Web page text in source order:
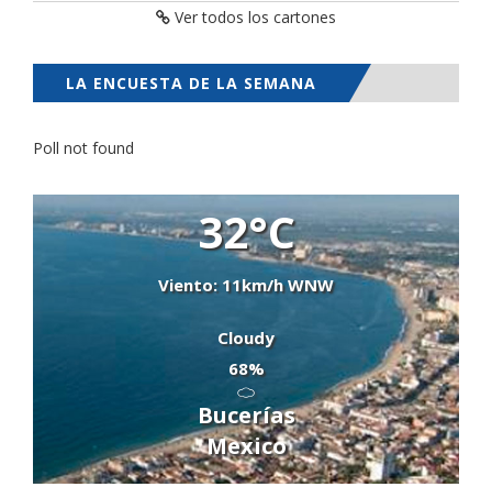
Ver todos los cartones
LA ENCUESTA DE LA SEMANA
Poll not found
32°C
Viento: 11km/h WNW
Cloudy
68%
Bucerías
Mexico